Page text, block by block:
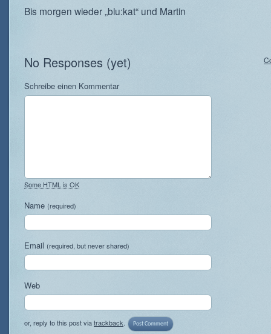
Bis morgen wieder „blu:kat“ und Martin
No Responses (yet)
Schreibe einen Kommentar
Some HTML is OK
Name (required)
Email (required, but never shared)
Web
or, reply to this post viatrackback